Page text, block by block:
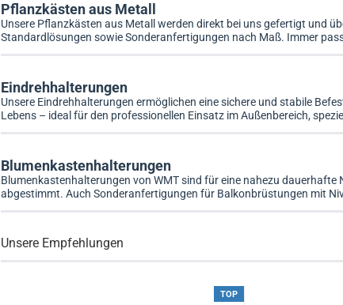
Pflanzkästen aus Metall
Unsere Pflanzkästen aus Metall werden direkt bei uns gefertigt und
Standardlösungen sowie Sonderanfertigungen nach Maß. Immer
Eindrehhalterungen
Unsere Eindrehhalterungen ermöglichen eine sichere und stabile
Lebens – ideal für den professionellen Einsatz im Außenbereich,
Blumenkastenhalterungen
Blumenkastenhalterungen von WMT sind für eine nahezu
abgestimmt. Auch Sonderanfertigungen für Balkonbrüstungen mit
Unsere Empfehlungen
TOP